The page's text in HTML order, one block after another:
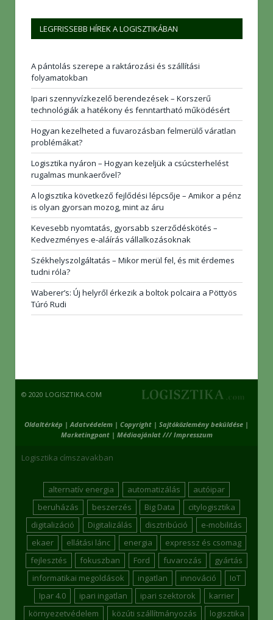
LEGFRISSEBB HÍREK A LOGISZTIKÁBAN
A pántolás szerepe a raktározási és szállítási
folyamatokban
Ipari szennyvízkezelő berendezések – Korszerű
technológiák a hatékony és fenntartható működésért
Hogyan kezelheted a fuvarozásban felmerülő váratlan
problémákat?
Logisztika nyáron – Hogyan kezeljük a csúcsterhelést
rugalmas munkaerővel?
A logisztika következő fejlődési lépcsője – Amikor a pénz
is olyan gyorsan mozog, mint az áru
Kevesebb nyomtatás, gyorsabb szerződéskötés –
Kedvezményes e-aláírás vállalkozásoknak
Székhelyszolgáltatás – Mikor merül fel, és mit érdemes
tudni róla?
Waberer’s: Új helyről érkezik a boltok polcaira a Pöttyös
Túró Rudi
© 2020 LOGISZTIKA.COM
Oldaltérkép |Adatvédelem | Copyright | Sajtóközlemény beküldése |
Marketingpont| Médiaajánlat /// Impresszum
Logisztika címszavakban
alternatív energia automatizálás
autóipar
beruházás
beszerzés Big Data
citylogisztika
digitalizáció
Digitalizálás disztribúció
e-mobilitás
ekaer
ellátási lánc energia
expressz és csomag
fejlesztés
fokuszban Ford fuvarozás
gyártás
informatikai megoldások
ingatlan innováció
IoT
Ipar 4.0
ipari ingatlan ipari szektorok
karrier
környezetvédelem
közúti szállítmányozás
logisztika